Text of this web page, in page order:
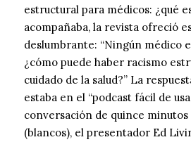
estructural para médicos: ¿qué
acompañaba, la revista ofreció
deslumbrante: “Ningún médico
¿cómo puede haber racismo
cuidado de la salud?” La
estaba en el “podcast fácil de
conversación de quince
(blancos), el presentador Ed